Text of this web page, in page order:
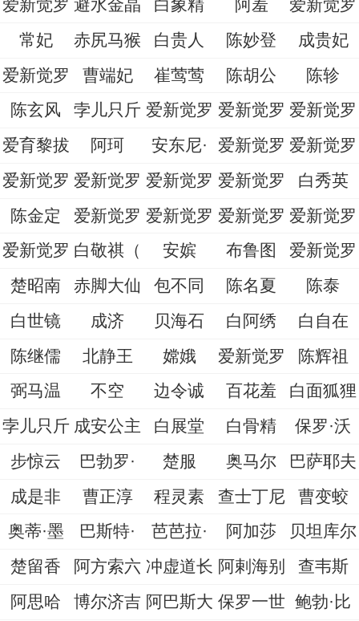
爱新觉罗 避水金晶 白象精 阿羞
爱新觉罗
常妃
赤尻马猴 白贵人 陈妙登
成贵妃
爱新觉罗
曹端妃 崔莺莺 陈胡公
陈轸
陈玄风
孛儿只斤 爱新觉罗 爱新觉罗 爱新觉罗
爱育黎拔
阿珂 安东尼· 爱新觉罗 爱新觉罗
爱新觉罗 爱新觉罗 爱新觉罗 爱新觉罗
白秀英
陈金定
爱新觉罗 爱新觉罗 爱新觉罗 爱新觉罗
爱新觉罗 白敬祺（ 安嫔 布鲁图
爱新觉罗
楚昭南
赤脚大仙 包不同 陈名夏
陈泰
白世镜
成济 贝海石 白阿绣
白自在
陈继儒
北静王 嫦娥 爱新觉罗
陈辉祖
弼马温
不空 边令诚 百花羞
白面狐狸
孛儿只斤 成安公主 白展堂 白骨精
保罗·沃
步惊云
巴勃罗· 楚服 奥马尔
巴萨耶夫
成是非
曹正淳 程灵素 查士丁尼
曹变蛟
奥蒂·墨
巴斯特· 芭芭拉· 阿加莎
贝坦库尔
楚留香
阿方索六 冲虚道长 阿剌海别
查韦斯
阿思哈
博尔济吉 阿巴斯大 保罗一世 鲍勃·比